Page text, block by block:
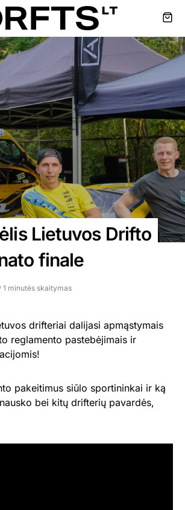
Lietuvos Drifto
finale
1 minutės skaitymas
drifteriai dalijasi apmąstymais
reglamento pastebėjimais ir
pakeitimus siūlo sportininkai ir ką
bei kitų drifterių pavardės,